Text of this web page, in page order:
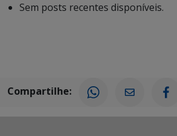
Sem posts recentes disponíveis.
Compartilhe: